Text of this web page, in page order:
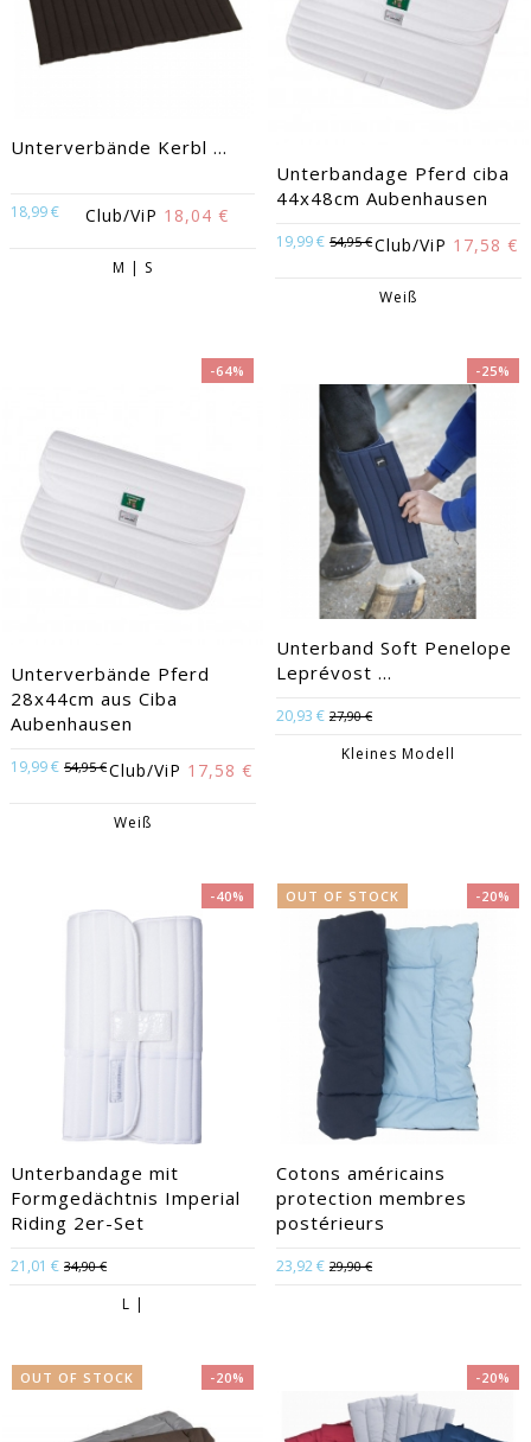
Unterverbände Kerbl ...
18,99 € Club/ViP 18,04 €
M | S
Unterbandage Pferd ciba
44x48cm Aubenhausen
19,99 € 54,95 €Club/ViP 17,58 €
Weiß
-64%
Unterverbände Pferd
28x44cm aus Ciba
Aubenhausen
19,99 € 54,95 €Club/ViP 17,58 €
Weiß
-25%
Unterband Soft Penelope
Leprévost ...
20,93 € 27,90 €
Kleines Modell
-40%
Unterbandage mit
Formgedächtnis Imperial
Riding 2er-Set
21,01 € 34,90 €
L |
OUT OF STOCK -20%
Cotons américains
protection membres
postérieurs
23,92 € 29,90 €
OUT OF STOCK -20% -20%